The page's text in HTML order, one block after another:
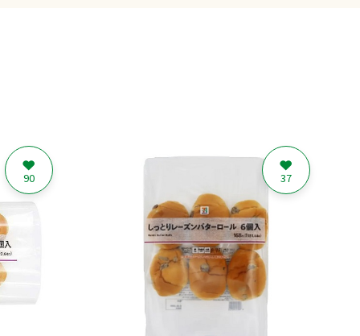
90 37